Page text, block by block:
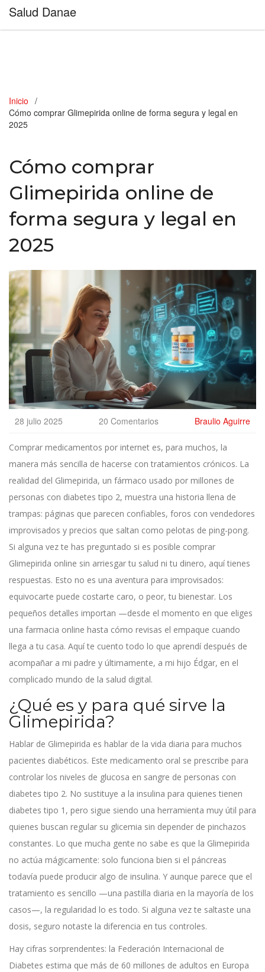
Salud Danae
Inicio
Cómo comprar Glimepirida online de forma segura y legal en
2025
Cómo comprar
Glimepirida online de
forma segura y legal en
2025
28 julio 2025 20 Comentarios Braulio Aguirre
Comprar medicamentos por internet es, para muchos, la
manera más sencilla de hacerse con tratamientos crónicos. La
realidad del Glimepirida, un fármaco usado por millones de
personas con diabetes tipo 2, muestra una historia llena de
trampas: páginas que parecen confiables, foros con vendedores
improvisados y precios que saltan como pelotas de ping-pong.
Si alguna vez te has preguntado si es posible comprar
Glimepirida online sin arriesgar tu salud ni tu dinero, aquí tienes
respuestas. Esto no es una aventura para improvisados:
equivocarte puede costarte caro, o peor, tu bienestar. Los
pequeños detalles importan —desde el momento en que eliges
una farmacia online hasta cómo revisas el empaque cuando
llega a tu casa. Aquí te cuento todo lo que aprendí después de
acompañar a mi padre y últimamente, a mi hijo Édgar, en el
complicado mundo de la salud digital.
¿Qué es y para qué sirve la
Glimepirida?
Hablar de Glimepirida es hablar de la vida diaria para muchos
pacientes diabéticos. Este medicamento oral se prescribe para
controlar los niveles de glucosa en sangre de personas con
diabetes tipo 2. No sustituye a la insulina para quienes tienen
diabetes tipo 1, pero sigue siendo una herramienta muy útil para
quienes buscan regular su glicemia sin depender de pinchazos
constantes. Lo que mucha gente no sabe es que la Glimepirida
no actúa mágicamente: solo funciona bien si el páncreas
todavía puede producir algo de insulina. Y aunque parece que el
tratamiento es sencillo —una pastilla diaria en la mayoría de los
casos—, la regularidad lo es todo. Si alguna vez te saltaste una
dosis, seguro notaste la diferencia en tus controles.
Hay cifras sorprendentes: la Federación Internacional de
Diabetes estima que más de 60 millones de adultos en Europa